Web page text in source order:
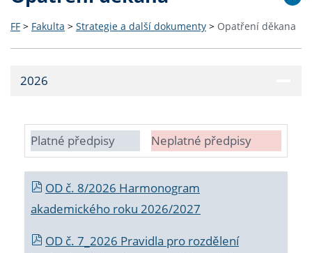
FF > Fakulta > Strategie a další dokumenty > Opatření děkana
2026
Platné předpisy Neplatné předpisy
OD č. 8/2026 Harmonogram
akademického roku 2026/2027
OD č. 7_2026 Pravidla pro rozdělení